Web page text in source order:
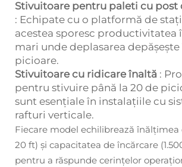
Stivuitoare pentru paleti cu post
: Echipate cu o platformă de
acestea sporesc productivitatea
mari unde deplasarea depășește
picioare.
Stivuitoare cu ridicare înaltă :
pentru stivuire până la 20 de
sunt esențiale în instalațiile cu
rafturi verticale.
Fiecare model echilibrează
20 ft) și capacitatea de încărcare
pentru a răspunde cerințelor